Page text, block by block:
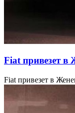
Fiat привезет в
Fiat привезет в